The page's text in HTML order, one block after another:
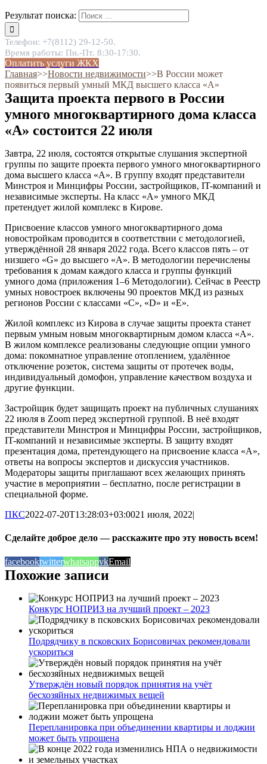
Результат поиска:
Телефон: +7(8112) 29-12-50.
Время работы: Пн.-Пт. 8:30-17:30.
Оплатить услуги ЖКХ
Главная˃˃Новости недвижимости˃˃В России может
появиться первый умный МКД высшего класса «А»
Защита проекта первого в России
умного многоквартирного дома класса
«A» состоится 22 июля
Завтра, 22 июля, состоятся открытые слушания экспертной
группы по защите проекта первого умного многоквартирного
дома высшего класса «А». В группу входят представители
Минстроя и Минцифры России, застройщиков, IT-компаний и
независимые эксперты. На класс «А» умного МКД
претендует жилой комплекс в Кирове.
Присвоение классов умного многоквартирного дома
новостройкам проводится в соответствии с методологией,
утверждённой 28 января 2022 года. Всего классов пять – от
низшего «G» до высшего «А». В методологии перечислены
требования к домам каждого класса и группы функций
умного дома (приложения 1–6 Методологии). Сейчас в Реестр
умных новостроек включены 90 проектов МКД из разных
регионов России с классами «С», «D» и «E».
Жилой комплекс из Кирова в случае защиты проекта станет
первым умным новым многоквартирным домом класса «А».
В жилом комплексе реализованы следующие опции умного
дома: покомнатное управление отоплением, удалённое
отключение розеток, система защиты от протечек воды,
индивидуальный домофон, управление качеством воздуха и
другие функции.
Застройщик будет защищать проект на публичных слушаниях
22 июля в Zoom перед экспертной группой. В неё входят
представители Минстроя и Минцифры России, застройщиков,
IT-компаний и независимые эксперты. В защиту входят
презентация дома, претендующего на присвоение класса «А»,
ответы на вопросы экспертов и дискуссия участников.
Модераторы защиты приглашают всех желающих принять
участие в мероприятии – бесплатно, после регистрации в
специальной форме.
ПКС2022-07-20T13:28:03+03:0021 июля, 2022|
Сделайте доброе дело — расскажите про эту новость всем!
facebooktwitterwhatsappvkEmail
Похожие записи
Конкурс НОПРИЗ на лучший проект – 2023
Подрядчику в псковских Борисовичах рекомендовали
ускориться
Утверждён новый порядок принятия на учёт
бесхозяйных недвижимых вещей
Перепланировка при объединении квартиры и лоджии
может быть упрощена